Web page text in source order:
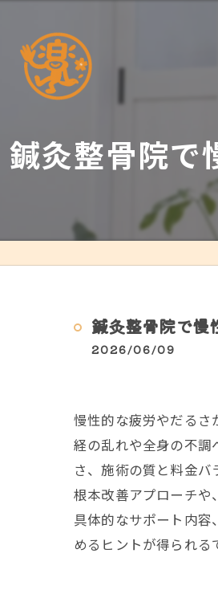
鍼灸整骨院で
鍼灸整骨院で慢
2026/06/09
慢性的な疲労やだるさ
経の乱れや全身の不調
さ、施術の質と料金
根本改善アプローチや
具体的なサポート内
めるヒントが得られる